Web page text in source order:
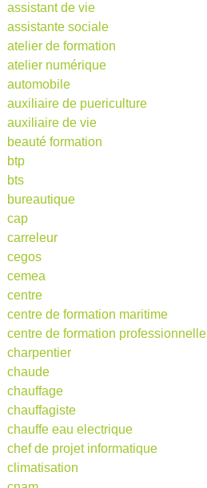
assistant de vie
assistante sociale
atelier de formation
atelier numérique
automobile
auxiliaire de puericulture
auxiliaire de vie
beauté formation
btp
bts
bureautique
cap
carreleur
cegos
cemea
centre
centre de formation maritime
centre de formation professionnelle
charpentier
chaude
chauffage
chauffagiste
chauffe eau electrique
chef de projet informatique
climatisation